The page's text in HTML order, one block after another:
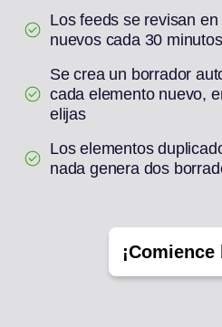
Los feeds se revisan
nuevos cada 30 minutos
Se crea un borrador
cada elemento nuevo,
elijas
Los elementos
nada genera dos
¡Comience